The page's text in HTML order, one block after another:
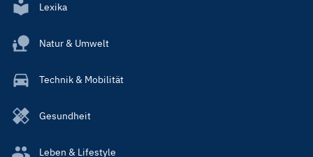
Lexika
Natur & Umwelt
Technik & Mobilität
Gesundheit
Leben & Lifestyle